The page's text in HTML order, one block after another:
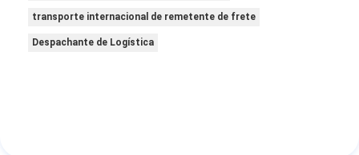
transporte internacional de remetente de frete
Despachante de Logística